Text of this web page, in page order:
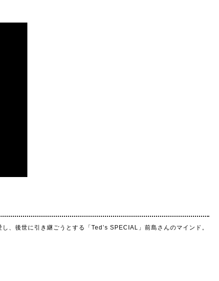
、後世に引き継ごうとする「Ted’s SPECIAL」前島さんのマインド。